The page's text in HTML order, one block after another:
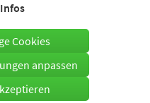
Cookies
anpassen